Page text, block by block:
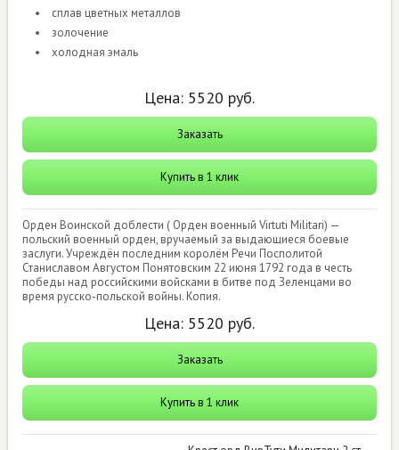
сплав цветных металлов
золочение
холодная эмаль
Цена: 5520 руб.
Заказать
Купить в 1 клик
Орден Воинской доблести ( Орден военный Virtuti Militari) —
польский военный орден, вручаемый за выдающиеся боевые
заслуги. Учреждён последним королём Речи Посполитой
Станиславом Августом Понятовским 22 июня 1792 года в честь
победы над российскими войсками в битве под Зеленцами во
время русско-польской войны. Копия.
Цена: 5520 руб.
Заказать
Купить в 1 клик